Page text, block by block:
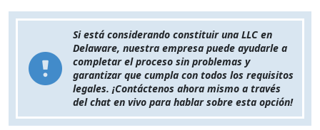
Si está considerando constituir una LLC en
Delaware, nuestra empresa puede ayudarle a
completar el proceso sin problemas y
garantizar que cumpla con todos los requisitos
legales. ¡Contáctenos ahora mismo a través
del chat en vivo para hablar sobre esta opción!